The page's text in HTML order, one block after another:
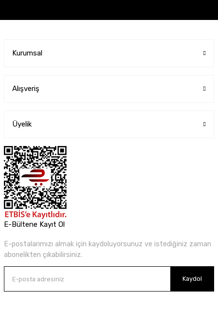
Kurumsal
Alışveriş
Üyelik
E-Bültene Kayıt Ol
E-postalarımızı almak için kaydoluyorsunuz ve istediğiniz zaman
abonelikten çıkabilirsiniz.
Kaydol